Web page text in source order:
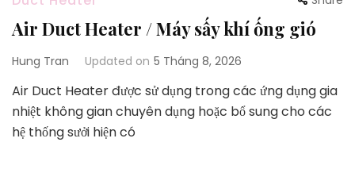
Air Duct Heater / Máy sấy khí ống gió
Hung Tran Updated on 5 Tháng 8, 2026
Air Duct Heater được sử dụng trong các ứng dụng gia
nhiệt không gian chuyên dụng hoặc bổ sung cho các
hệ thống sưởi hiện có